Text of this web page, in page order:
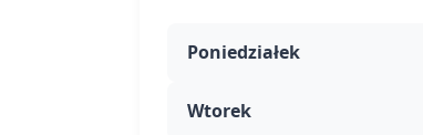
Poniedziałek
Wtorek